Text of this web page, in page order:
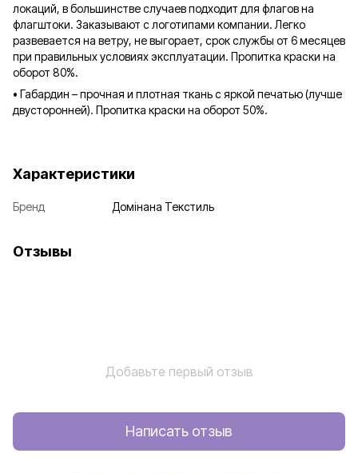
локаций, в большинстве случаев подходит для флагов на
флагштоки. Заказывают с логотипами компании. Легко
развевается на ветру, не выгорает, срок службы от 6 месяцев
при правильных условиях эксплуатации. Пропитка краски на
оборот 80%.
• Габардин – прочная и плотная ткань с яркой печатью (лучше
двусторонней). Пропитка краски на оборот 50%.
Характеристики
Бренд Домінана Текстиль
Отзывы
Добавьте первый отзыв
Написать отзыв